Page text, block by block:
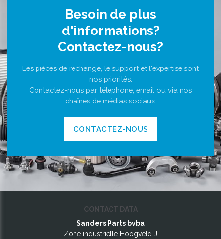
Besoin de plus
d'informations?
Contactez-nous?
Les pièces de rechange, le support et l'expertise sont
nos priorités.
Contactez-nous par téléphone, email ou via nos
chaînes de médias sociaux.
CONTACTEZ-NOUS
CONTACT DATA
Sanders Parts bvba
Zone industrielle Hoogveld J